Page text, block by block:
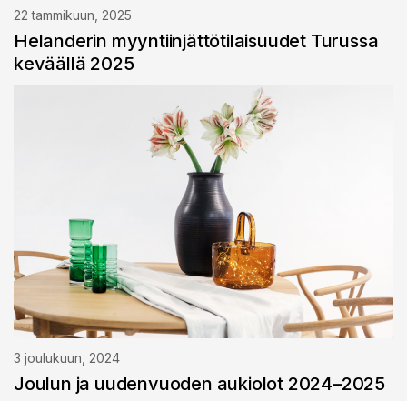
22 tammikuun, 2025
Helanderin myyntiinjättötilaisuudet Turussa
keväällä 2025
3 joulukuun, 2024
Joulun ja uudenvuoden aukiolot 2024–2025